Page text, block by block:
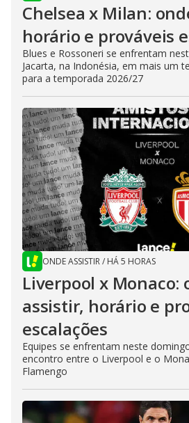
Chelsea x Milan:
horário e prováveis
Blues e Rossoneri se enfrentam
Jacarta, na Indonésia, em mais um
para a temporada 2026/27
ONDE ASSISTIR/ HÁ 5 HORAS
Liverpool x Monaco:
assistir, horário e
escalações
Equipes se enfrentam neste
encontro entre o Liverpool e o
Flamengo